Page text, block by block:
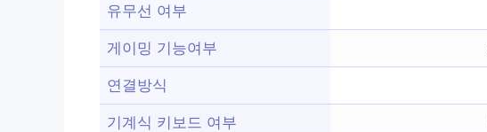
유무선 여부
게이밍 기능여부
연결방식
기계식 키보드 여부